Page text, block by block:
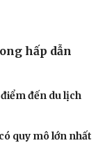
Mỹ thiếu tên
Nolan tái
âm nhạc lệch